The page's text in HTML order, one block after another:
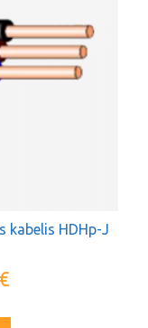
kabelis HDHp-J
€